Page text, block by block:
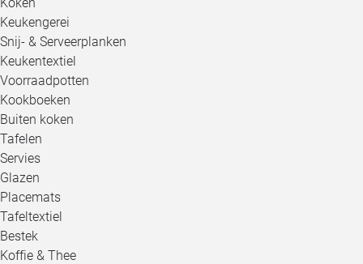
Keukengerei
Snij- & Serveerplanken
Keukentextiel
Voorraadpotten
Kookboeken
Buiten koken
Tafelen
Servies
Glazen
Placemats
Tafeltextiel
Bestek
Koffie & Thee